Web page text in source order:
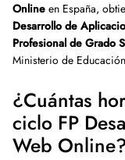
Online en España,
Desarrollo de
Profesional de Grado
Ministerio de
¿Cuántas
ciclo FP
Web Online?